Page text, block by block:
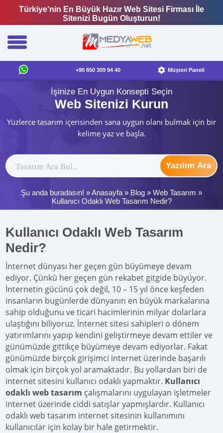
Türkiye'nin En Büyük Hazır Web Sitesi Firması İle
Sitenizi Bugün Oluşturun!
+90 850 309 94 40 Müşteri Paneli
İşinize En Uygun Konsepti Seçin
Web Sitenizi Kurun
Yüzlerce tasarım içerisinden sana uygun olanı bulmak için bir
kelime yaz ve başla.
Yazılım Ara
Şu anda buradasın! »Anasayfa » Blog » Web Tasarım »
Kullanıcı Odaklı Web Tasarım Nedir?
Kullanıcı Odaklı Web Tasarım
Nedir?
İnternet dünyası her geçen gün büyümeye devam
ediyor. Çünkü her geçen gün rekabet gitgide büyüyor.
İnternetin gücünü çok değil, 10 – 15 yıl önce keşfeden
insanların bugünlerde dünyanın en büyük markalarına
sahip olduğunu ve ticari hacimlerinin milyar dolarlara
ulaştığını biliyoruz. İnternet sitesi sahipleri o dönem
yatırımlarını yapıp kendini geliştirmeye devam ettiler ve
günümüzde gittikçe büyümeye devam ediyorlar. Fakat
günümüzde birçok girişimci internet üzerinde başarılı
olmak için birçok yol aramaktadır. Bu yollardan biri de
internet sitesini kullanıcı odaklı yapmaktır. Kullanıcı
odaklı web tasarım çalışmalarını uygulayan işletmeler
internet üzerinde ciddi satışlar yapmışlardır. Kullanıcı
odaklı web tasarım internet sitesinin kullanımını
kullanıcılar için kolay bir hale getirmektir.